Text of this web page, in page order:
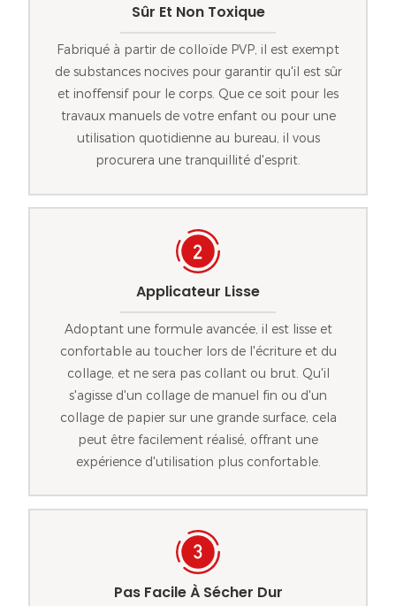
Sûr Et Non Toxique
Fabriqué à partir de colloïde PVP, il est exempt
de substances nocives pour garantir qu'il est sûr
et inoffensif pour le corps. Que ce soit pour les
travaux manuels de votre enfant ou pour une
utilisation quotidienne au bureau, il vous
procurera une tranquillité d'esprit.
Applicateur Lisse
Adoptant une formule avancée, il est lisse et
confortable au toucher lors de l'écriture et du
collage, et ne sera pas collant ou brut. Qu'il
s'agisse d'un collage de manuel fin ou d'un
collage de papier sur une grande surface, cela
peut être facilement réalisé, offrant une
expérience d'utilisation plus confortable.
Pas Facile À Sécher Dur